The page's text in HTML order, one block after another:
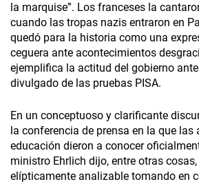
la marquise”. Los franceses la
cuando las tropas nazis entraron en
quedó para la historia como una
ceguera ante acontecimientos
ejemplifica la actitud del gobierno
divulgado de las pruebas PISA.
En un conceptuoso y clarificante
la conferencia de prensa en la que las
educación dieron a conocer
ministro Ehrlich dijo, entre otras
elípticamente analizable tomando en